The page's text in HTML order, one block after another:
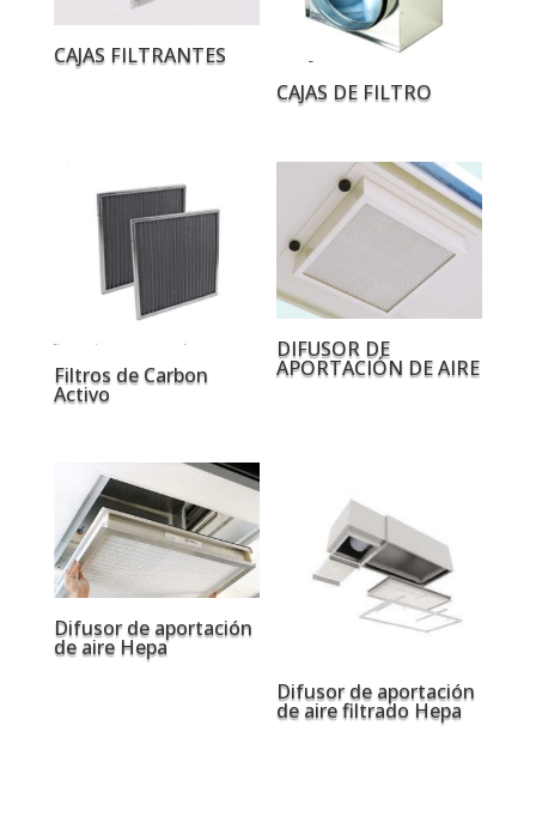
CAJAS FILTRANTES
CAJAS DE FILTRO
Filtros de Carbon
Activo
DIFUSOR DE
APORTACIÓN DE AIRE
Difusor de aportación
de aire Hepa
Difusor de aportación
de aire filtrado Hepa